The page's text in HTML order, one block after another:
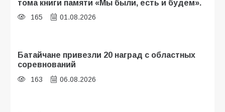
тома книги памяти «Мы были, есть и будем».
165 01.08.2026
Батайчане привезли 20 наград с областных
соревнований
163 06.08.2026